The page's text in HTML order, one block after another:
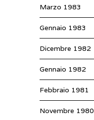
Marzo 1983
Gennaio 1983
Dicembre 1982
Gennaio 1982
Febbraio 1981
Novembre 1980